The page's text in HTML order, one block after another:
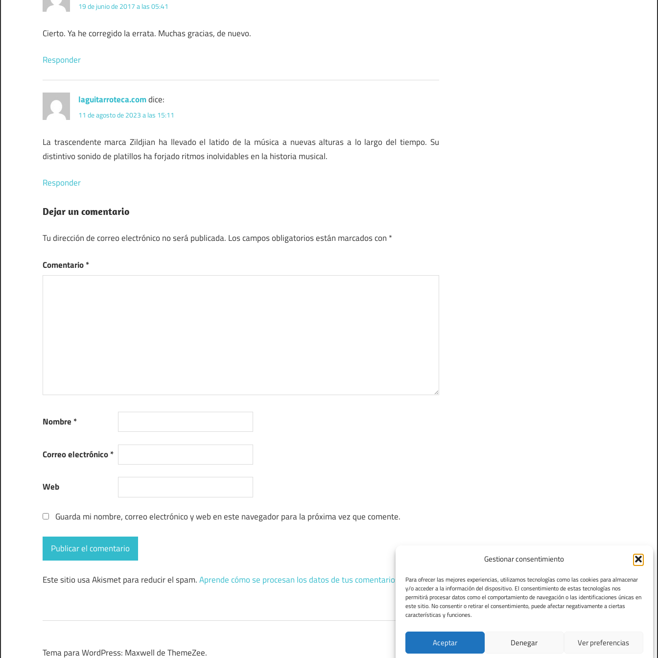
Gestionar consentimiento
Para ofrecer las mejores experiencias, utilizamos tecnologías como las cookies para almacenar
y/o acceder a la información del dispositivo. El consentimiento de estas tecnologías nos
permitirá procesar datos como el comportamiento de navegación o las identificaciones únicas en
este sitio. No consentir o retirar el consentimiento, puede afectar negativamente a ciertas
características y funciones.
Aceptar Denegar Ver preferencias
19 de junio de 2017 a las 05:41
Cierto. Ya he corregido la errata. Muchas gracias, de nuevo.
Responder
laguitarroteca.comdice:
11 de agosto de 2023 a las 15:11
La trascendente marca Zildjian ha llevado el latido de la música a nuevas alturas a lo largo del tiempo. Su
distintivo sonido de platillos ha forjado ritmos inolvidables en la historia musical.
Responder
Dejar un comentario
Tu dirección de correo electrónico no será publicada. Los campos obligatorios están marcados con *
Comentario*
Nombre *
Correo electrónico*
Web
Guarda mi nombre, correo electrónico y web en este navegador para la próxima vez que comente.
Este sitio usa Akismet para reducir el spam.Aprende cómo se procesan los datos de tus comentarios.
Tema para WordPress: Maxwell de ThemeZee.